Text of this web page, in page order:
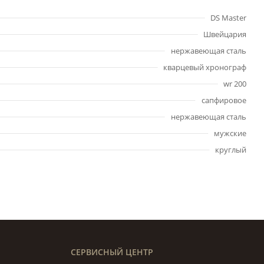
DS Master
Швейцария
нержавеющая сталь
кварцевый хронограф
wr 200
сапфировое
нержавеющая сталь
мужские
круглый
СЕРВИСНЫЙ ЦЕНТР